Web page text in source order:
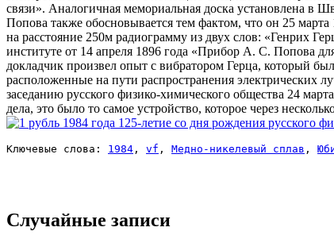
связи». Аналогичная мемориальная доска установлена в
Попова также обосновывается тем фактом, что он 25
на расстояние 250м радиограмму из двух слов: «Генрих
институте от 14 апреля 1896 года «Прибор А. С. Попова
докладчик произвел опыт с вибратором Герца, который
расположенные на пути распространения электрических
заседанию русского физико-химического общества 24
дела, это было то самое устройство, которое через
Ключевые слова: 1984 , vf , Медно-никелевый сплав ,
Случайные записи